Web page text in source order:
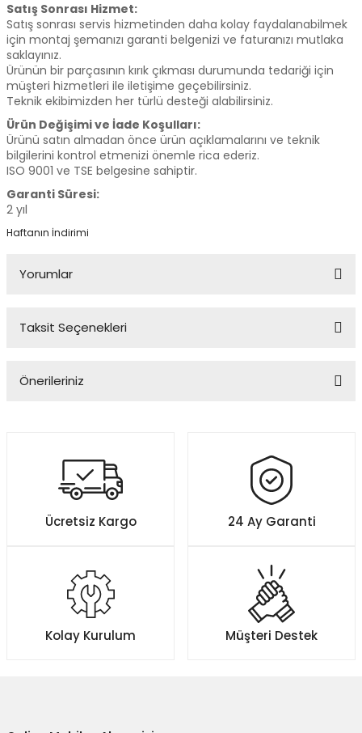
Satış Sonrası Hizmet:
Satış sonrası servis hizmetinden daha kolay faydalanabilmek
için montaj şemanızı garanti belgenizi ve faturanızı mutlaka
saklayınız.
Ürünün bir parçasının kırık çıkması durumunda tedariği için
müşteri hizmetleri ile iletişime geçebilirsiniz.
Teknik ekibimizden her türlü desteği alabilirsiniz.
Ürün Değişimi ve İade Koşulları:
Ürünü satın almadan önce ürün açıklamalarını ve teknik
bilgilerini kontrol etmenizi önemle rica ederiz.
ISO 9001 ve TSE belgesine sahiptir.
Garanti Süresi:
2 yıl
Haftanın İndirimi
Yorumlar
Taksit Seçenekleri
Önerileriniz
Görüş ve önerileriniz için teşekkür ederiz.
Ürün resmi kalitesiz, bozuk veya görüntülenemiyor.
Ürün açıklamasında eksik bilgiler bulunuyor.
Ürün fiyatı diğer sitelerden daha pahalı.
Bu ürüne benzer farklı alternatifler olmalı.
Ücretsiz Kargo 24 Ay Garanti
Kolay Kurulum Müşteri Destek